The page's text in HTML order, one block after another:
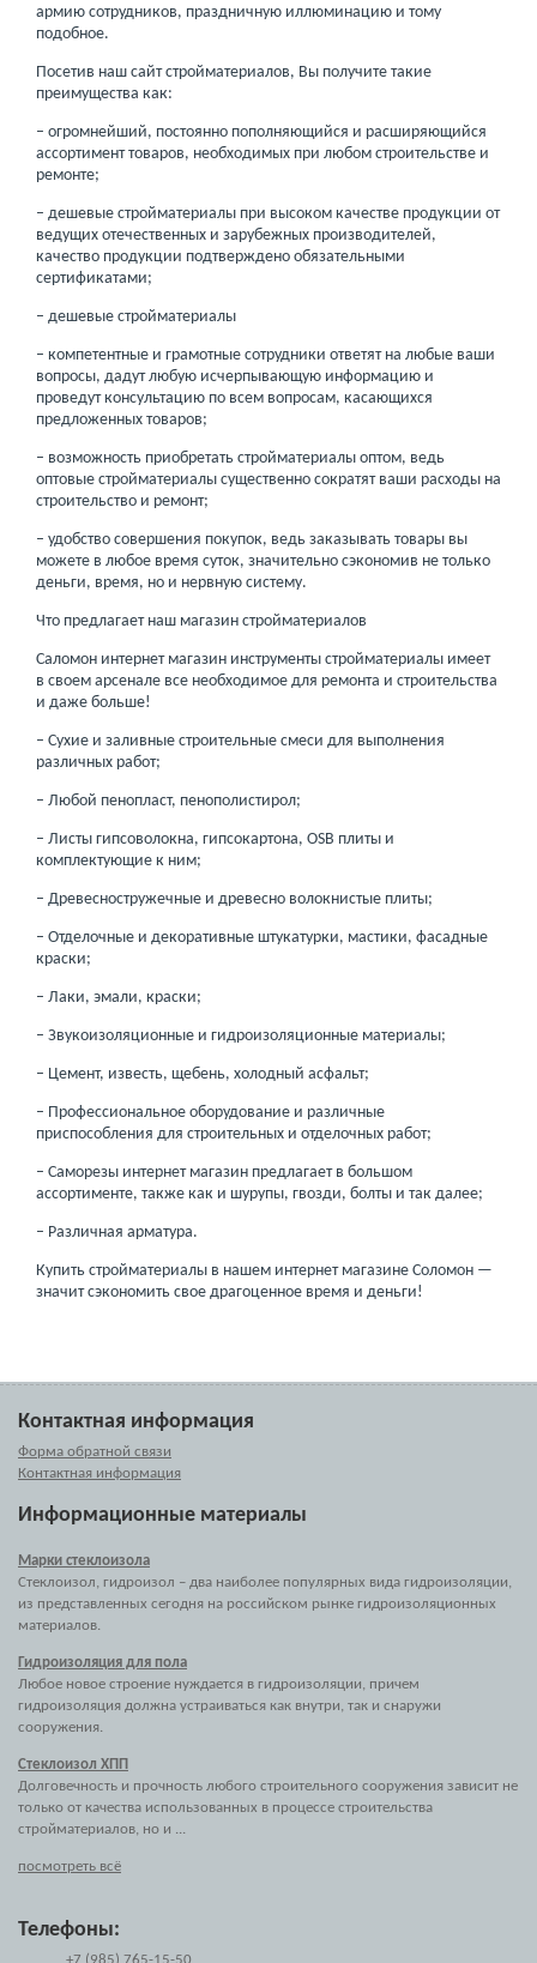
армию сотрудников, праздничную иллюминацию и тому
подобное.
Посетив наш сайт стройматериалов, Вы получите такие
преимущества как:
– огромнейший, постоянно пополняющийся и расширяющийся
ассортимент товаров, необходимых при любом строительстве и
ремонте;
– дешевые стройматериалы при высоком качестве продукции от
ведущих отечественных и зарубежных производителей,
качество продукции подтверждено обязательными
сертификатами;
– дешевые стройматериалы
– компетентные и грамотные сотрудники ответят на любые ваши
вопросы, дадут любую исчерпывающую информацию и
проведут консультацию по всем вопросам, касающихся
предложенных товаров;
– возможность приобретать стройматериалы оптом, ведь
оптовые стройматериалы существенно сократят ваши расходы на
строительство и ремонт;
– удобство совершения покупок, ведь заказывать товары вы
можете в любое время суток, значительно сэкономив не только
деньги, время, но и нервную систему.
Что предлагает наш магазин стройматериалов
Саломон интернет магазин инструменты стройматериалы имеет
в своем арсенале все необходимое для ремонта и строительства
и даже больше!
– Сухие и заливные строительные смеси для выполнения
различных работ;
– Любой пенопласт, пенополистирол;
– Листы гипсоволокна, гипсокартона, OSB плиты и
комплектующие к ним;
– Древесностружечные и древесно волокнистые плиты;
– Отделочные и декоративные штукатурки, мастики, фасадные
краски;
– Лаки, эмали, краски;
– Звукоизоляционные и гидроизоляционные материалы;
– Цемент, известь, щебень, холодный асфальт;
– Профессиональное оборудование и различные
приспособления для строительных и отделочных работ;
– Саморезы интернет магазин предлагает в большом
ассортименте, также как и шурупы, гвозди, болты и так далее;
– Различная арматура.
Купить стройматериалы в нашем интернет магазине Соломон —
значит сэкономить свое драгоценное время и деньги!
Контактная информация
Форма обратной связи
Контактная информация
Информационные материалы
Марки стеклоизола
Стеклоизол, гидроизол – два наиболее популярных вида гидроизоляции,
из представленных сегодня на российском рынке гидроизоляционных
материалов.
Гидроизоляция для пола
Любое новое строение нуждается в гидроизоляции, причем
гидроизоляция должна устраиваться как внутри, так и снаружи
сооружения.
Стеклоизол ХПП
Долговечность и прочность любого строительного сооружения зависит не
только от качества использованных в процессе строительства
стройматериалов, но и ...
посмотреть всё
Телефоны: